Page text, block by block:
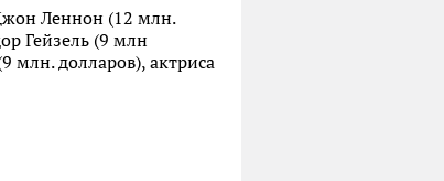
Леннон (12 млн.
Гейзель (9 млн
млн. долларов), актриса